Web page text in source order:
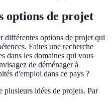
options de projet
différentes options de projet qui
Faites une recherche
dans les domaines qui vous
de déménager à
d'emploi dans ce pays ?
plusieurs idées de projets. Par